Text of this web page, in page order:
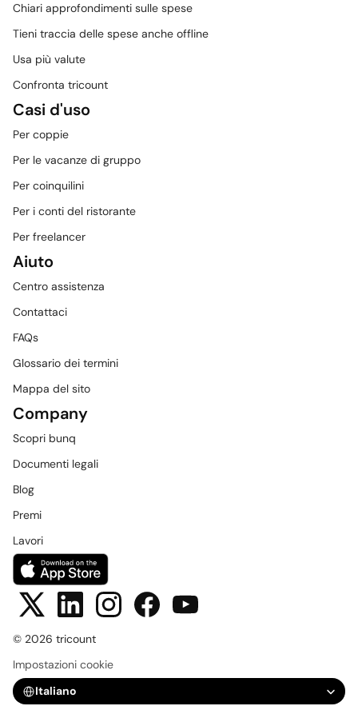
Chiari approfondimenti sulle spese
Tieni traccia delle spese anche offline
Usa più valute
Confronta tricount
Casi d'uso
Per coppie
Per le vacanze di gruppo
Per coinquilini
Per i conti del ristorante
Per freelancer
Aiuto
Centro assistenza
Contattaci
FAQs
Glossario dei termini
Mappa del sito
Company
Scopri bunq
Documenti legali
Blog
Premi
Lavori
© 2026 tricount
Impostazioni cookie
Select Language
Italiano